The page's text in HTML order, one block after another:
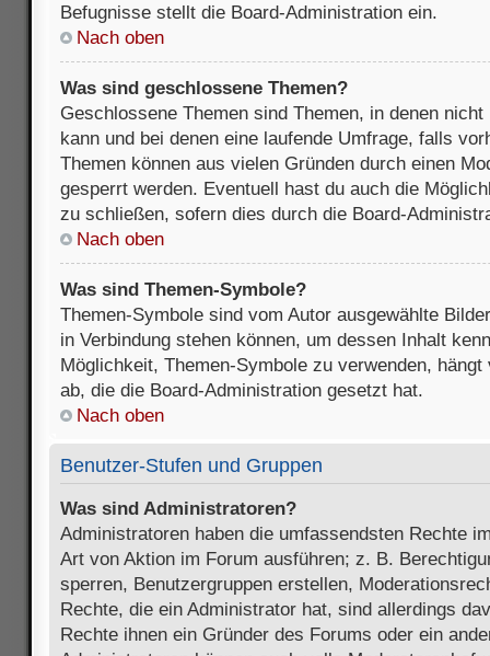
Befugnisse stellt die Board-Administration ein.
Nach oben
Was sind geschlossene Themen?
Geschlossene Themen sind Themen, in denen
kann und bei denen eine laufende Umfrage, falls
Themen können aus vielen Gründen durch einen
gesperrt werden. Eventuell hast du auch die
zu schließen, sofern dies durch die Board-
Nach oben
Was sind Themen-Symbole?
Themen-Symbole sind vom Autor ausgewählte
in Verbindung stehen können, um dessen Inhalt
Möglichkeit, Themen-Symbole zu verwenden,
ab, die die Board-Administration gesetzt hat.
Nach oben
Benutzer-Stufen und Gruppen
Was sind Administratoren?
Administratoren haben die umfassendsten Rechte
Art von Aktion im Forum ausführen; z. B.
sperren, Benutzergruppen erstellen,
Rechte, die ein Administrator hat, sind allerdings
Rechte ihnen ein Gründer des Forums oder ein